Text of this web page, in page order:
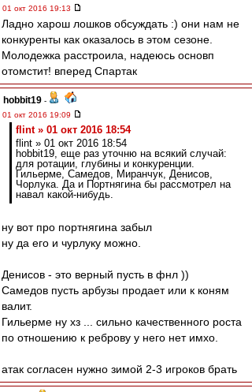
01 окт 2016 19:13
Ладно харош лошков обсуждать :) они нам не
конкуренты как оказалось в этом сезоне.
Молодежка расстроила, надеюсь основп
отомстит! вперед Спартак
hobbit19 -
01 окт 2016 19:09
flint » 01 окт 2016 18:54
flint » 01 окт 2016 18:54
hobbit19, еще раз уточню на всякий случай:
для ротации, глубины и конкуренции.
Гильерме, Самедов, Миранчук, Денисов,
Чорлука. Да и Портнягина бы рассмотрел на
навал какой-нибудь.
ну вот про портнягина забыл
ну да его и чурлуку можно.
Денисов - это верный пусть в фнл ))
Самедов пусть арбузы продает или к коням
валит.
Гильерме ну хз ... сильно качественного роста
по отношению к реброву у него нет имхо.
атак согласен нужно зимой 2-3 игроков брать